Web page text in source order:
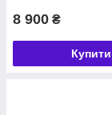
8 900 ₴
Купити